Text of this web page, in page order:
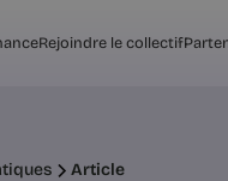
Rejoindre le collectif
Article